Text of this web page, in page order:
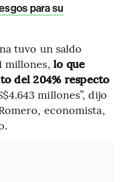
para su
tuvo un saldo
millones, lo que
del 204% respecto
millones”, dijo
economista,